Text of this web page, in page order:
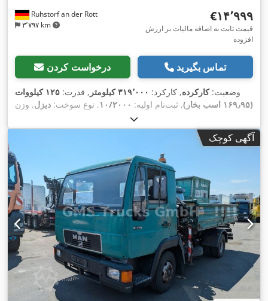
Ruhstorf an der Rott
۳٬۷۹۷ km
‎€۱۴٬۹۹۹
قیمت ثابت به اضافه مالیات بر ارزش
افزوده
درخواست کردن تماس بگیرید
وضعیت:کارکرده, کارکرد: ۳۱۹٬۰۰۰ کیلومتر , قدرت:
۱۲۵ کیلووات
(۱۶۹٫۹۵ اسب بخار)
, ثبت‌نام اولیه: ۱۰/۲۰۰۰, نوع سوخت: دیزل, وزن
۷٬۵۰۰ کیلوگرم
آگهی کوچک